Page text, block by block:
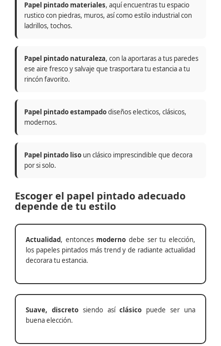
Papel pintado materiales, aquí encuentras tu espacio
rustico con piedras, muros, así como estilo industrial con
ladrillos, tochos.
Papel pintado naturaleza, con la aportaras a tus paredes
ese aire fresco y salvaje que trasportara tu estancia a tu
rincón favorito.
Papel pintado estampadodiseños electicos, clásicos,
modernos.
Papel pintado liso un clásico imprescindible que decora
por si solo.
Escoger el papel pintado adecuado
depende de tu estilo
Actualidad, entonces moderno debe ser tu elección,
los papeles pintados más trend y de radiante actualidad
decorara tu estancia.
Suave, discretosiendo asíclásico puede ser una
buena elección.